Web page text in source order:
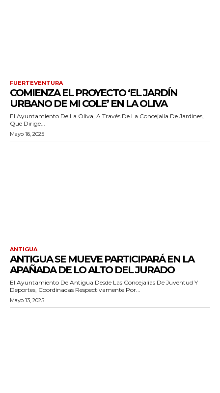
FUERTEVENTURA
COMIENZA EL PROYECTO ‘EL JARDÍN
URBANO DE MI COLE’ EN LA OLIVA
El Ayuntamiento De La Oliva, A Través De La Concejalía De Jardines,
Que Dirige...
Mayo 16, 2025
ANTIGUA
ANTIGUA SE MUEVE PARTICIPARÁ EN LA
APAÑADA DE LO ALTO DEL JURADO
El Ayuntamiento De Antigua Desde Las Concejalías De Juventud Y
Deportes, Coordinadas Respectivamente Por...
Mayo 13, 2025